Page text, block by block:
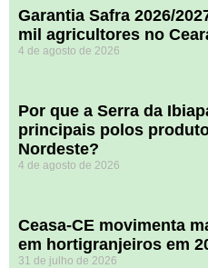
Garantia Safra 2026/
mil agricultores no
4 de agosto de 2026
Por que a Serra da
principais polos
Nordeste?
4 de agosto de 2026
Ceasa-CE movimenta
em hortigranjeiros em
31 de julho de 2026